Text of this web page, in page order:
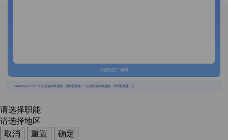
长按识别二维码
{{usertype=='2'?'个人投递实时提醒，招聘更快捷！':'企业回复实时提醒，求职更快捷！'}}
请选择职能
请选择地区
取消
重置
确定